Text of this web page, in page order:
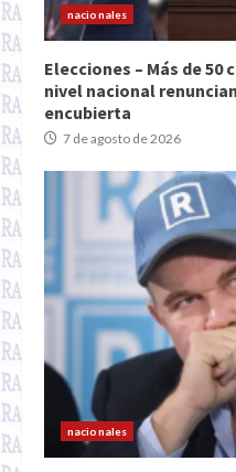
nacionales
Elecciones – Más de
nivel nacional
encubierta
7 de agosto de 2026
nacionales